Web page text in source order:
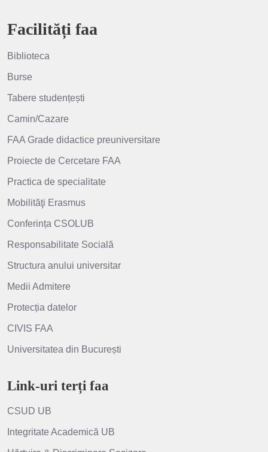
Facilități faa
Biblioteca
Burse
Tabere studențești
Camin/Cazare
FAA Grade didactice preuniversitare
Proiecte de Cercetare FAA
Practica de specialitate
Mobilităţi Erasmus
Conferința CSOLUB
Responsabilitate Socială
Structura anului universitar
Medii Admitere
Protecția datelor
CIVIS FAA
Universitatea din București
Link-uri terți faa
CSUD UB
Integritate Academică UB